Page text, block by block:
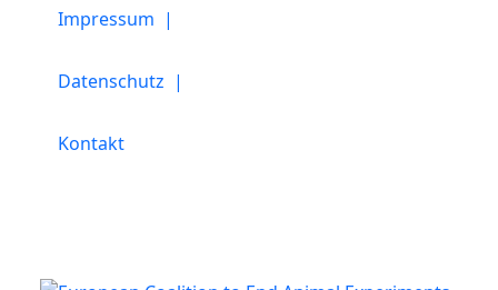
Impressum |
Datenschutz |
Kontakt